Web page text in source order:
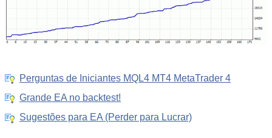
Perguntas de Iniciantes MQL4 MT4 MetaTrader 4
Grande EA no backtest!
Sugestões para EA (Perder para Lucrar)